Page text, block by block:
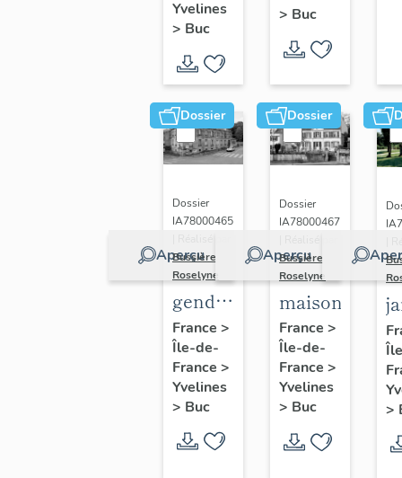
(n°2)
Yvelines
> Buc
(n°1)
> Buc
Dossier
Aperçu
Dossier
IA78000465
Bussière
Roselyne
gendarmerie,
actuellement
immeuble
France >
Île-de-
France >
Yvelines
> Buc
Dossier
Aperçu
Dossier
IA78000467
Bussière
Roselyne
maison
France >
Île-de-
France >
Yvelines
> Buc
>